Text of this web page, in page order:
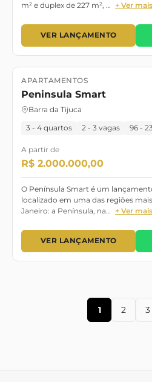
m² e duplex de 227 m², … + Ver mais
VER LANÇAMENTO
Lançamento Pronto para Morar
APARTAMENTOS
Peninsula Smart
Barra da Tijuca
3 - 4 quartos 2 - 3 vagas 96 -
A partir de
R$ 2.000.000,00
O Península Smart é um
localizado em uma das regiões
Janeiro: a Península, na… + Ver mais
VER LANÇAMENTO
1 2 3